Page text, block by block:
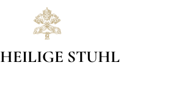
HEILIGE STUHL